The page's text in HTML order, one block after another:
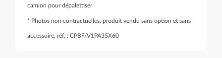
camion pour dépalettiser
* Photos non contractuelles, produit vendu sans option et sans
accessoire, réf. : CPBF/V1PA35X60